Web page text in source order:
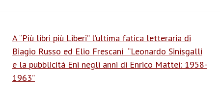
A “Più libri più Liberi” l’ultima fatica letteraria di
Biagio Russo ed Elio Frescani “Leonardo Sinisgalli
e la pubblicità Eni negli anni di Enrico Mattei: 1958-
1963”